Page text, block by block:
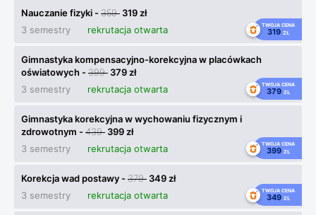
Nauczanie fizyki -359 319 zł
3 semestry
rekrutacja otwarta TWOJA CENA
319 ZŁ
Gimnastyka kompensacyjno-korekcyjna w placówkach
oświatowych -399 379 zł
3 semestry
rekrutacja otwarta TWOJA CENA
379 ZŁ
Gimnastyka korekcyjna w wychowaniu fizycznym i
zdrowotnym -439 399 zł
3 semestry
rekrutacja otwarta TWOJA CENA
399 ZŁ
Korekcja wad postawy -379 349 zł
3 semestry
rekrutacja otwarta TWOJA CENA
349 ZŁ